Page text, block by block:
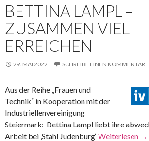
BETTINA LAMPL –
ZUSAMMEN VIEL
ERREICHEN
29. MAI 2022 SCHREIBE EINEN KOMMENTAR
Aus der Reihe „Frauen und
Technik“ in Kooperation mit der
Industriellenvereinigung
Steiermark: Bettina Lampl liebt ihre
Arbeit bei ‚Stahl Judenburg‘ Weiterlesen →